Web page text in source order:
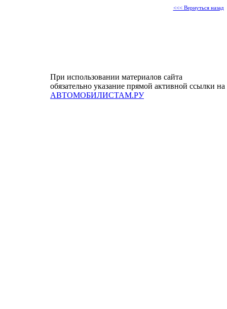
<<< Вернуться назад
При использовании материалов сайта
обязательно указание прямой активной ссылки на
АВТОМОБИЛИСТАМ.РУ